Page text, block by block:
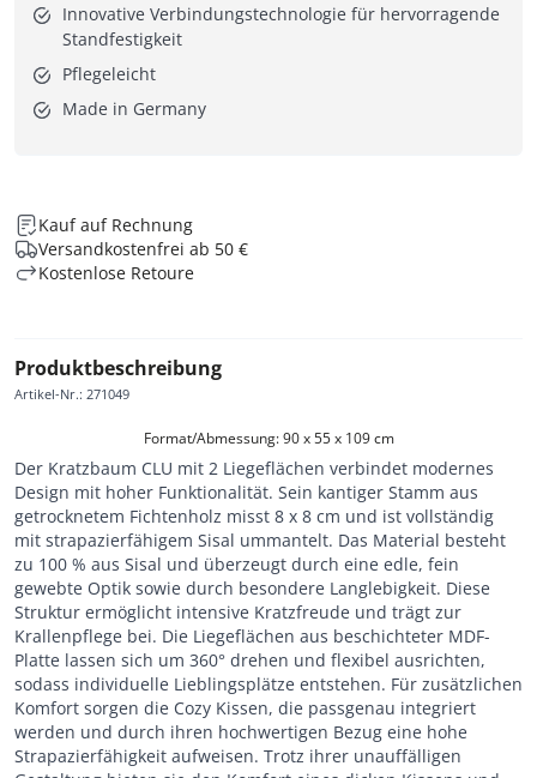
Innovative Verbindungstechnologie für hervorragende
Standfestigkeit
Pflegeleicht
Made in Germany
Kauf auf Rechnung
Versandkostenfrei ab 50 €
Kostenlose Retoure
Produktbeschreibung
Artikel-Nr.: 271049
Format/Abmessung: 90 x 55 x 109 cm
Der Kratzbaum CLU mit 2 Liegeflächen verbindet modernes
Design mit hoher Funktionalität. Sein kantiger Stamm aus
getrocknetem Fichtenholz misst 8 x 8 cm und ist vollständig
mit strapazierfähigem Sisal ummantelt. Das Material besteht
zu 100 % aus Sisal und überzeugt durch eine edle, fein
gewebte Optik sowie durch besondere Langlebigkeit. Diese
Struktur ermöglicht intensive Kratzfreude und trägt zur
Krallenpflege bei. Die Liegeflächen aus beschichteter MDF-
Platte lassen sich um 360° drehen und flexibel ausrichten,
sodass individuelle Lieblingsplätze entstehen. Für zusätzlichen
Komfort sorgen die Cozy Kissen, die passgenau integriert
werden und durch ihren hochwertigen Bezug eine hohe
Strapazierfähigkeit aufweisen. Trotz ihrer unauffälligen